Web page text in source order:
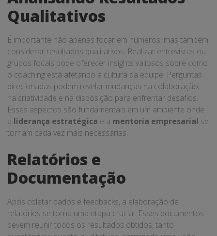
Qualitativos
É importante não apenas focar em números, mas também
considerar resultados qualitativos. Realizar entrevistas ou
grupos focais pode oferecer insights valiosos sobre como
o coaching está afetando a cultura da equipe. Perguntas
direcionadas podem revelar mudanças na colaboração,
na criatividade e na disposição para enfrentar desafios.
Esses aspectos são fundamentais em um ambiente onde
a liderança estratégica e a mentoria empresarial se
tornam cada vez mais necessárias.
Relatórios e
Documentação
Após coletar dados e feedbacks, a elaboração de
relatórios se torna uma etapa crucial. Esses documentos
devem reunir todos os resultados obtidos, tanto